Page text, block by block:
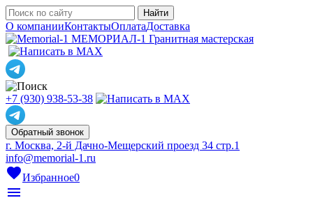
О компанииКонтактыОплатаДоставка
МЕМОРИАЛ-1 Гранитная мастерская
+7 (930) 938-53-38
Обратный звонок
г. Москва, 2-й Дачно-Мещерский проезд 34 стр.1
info@memorial-1.ru
favoriteИзбранное0
menu